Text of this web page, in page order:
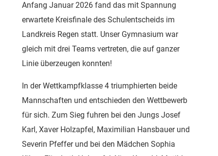
Anfang Januar 2026 fand das mit Spannung
erwartete Kreisfinale des Schulentscheids im
Landkreis Regen statt. Unser Gymnasium war
gleich mit drei Teams vertreten, die auf ganzer
Linie überzeugen konnten!
In der Wettkampfklasse 4 triumphierten beide
Mannschaften und entschieden den Wettbewerb
für sich. Zum Sieg fuhren bei den Jungs Josef
Karl, Xaver Holzapfel, Maximilian Hansbauer und
Severin Pfeffer und bei den Mädchen Sophia